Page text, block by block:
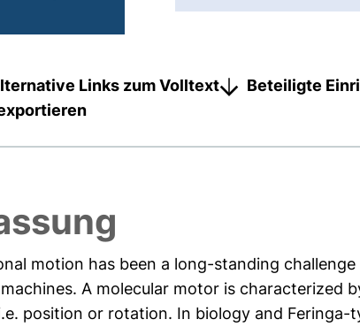
Links zum Volltext Beteiligte
motion has been a long-standing
A molecular motor is characterized
position or rotation. In biology and Feringa-